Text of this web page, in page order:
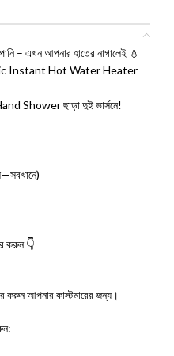
– এখন আপনার হাতের নাগালেই 💧
Instant Hot Water Heater
Shower ছাড়া দুই ভার্সনে!
করুন 👇
করুন আপনার কাস্টমারের জন্য।